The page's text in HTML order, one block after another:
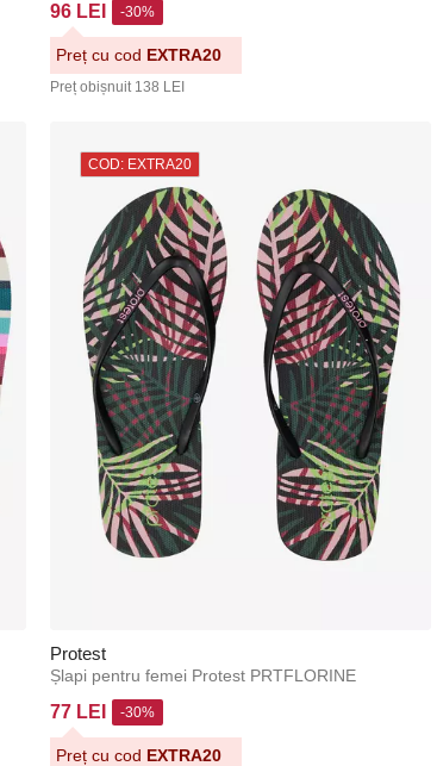
96 LEI
Preț obișnuit 138 LEI
-30%
Preț cu cod EXTRA20
COD: EXTRA20
Protest
Șlapi pentru femei Protest PRTFLORINE
77 LEI -30%
Preț cu cod EXTRA20